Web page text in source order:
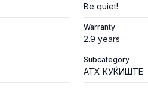
Be quiet!
Warranty
2.9 years
Subcategory
ATX КУЌИШТЕ